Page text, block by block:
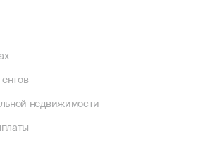
недвижимости